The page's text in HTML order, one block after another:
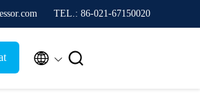
TEL.: 86-021-67150020
 